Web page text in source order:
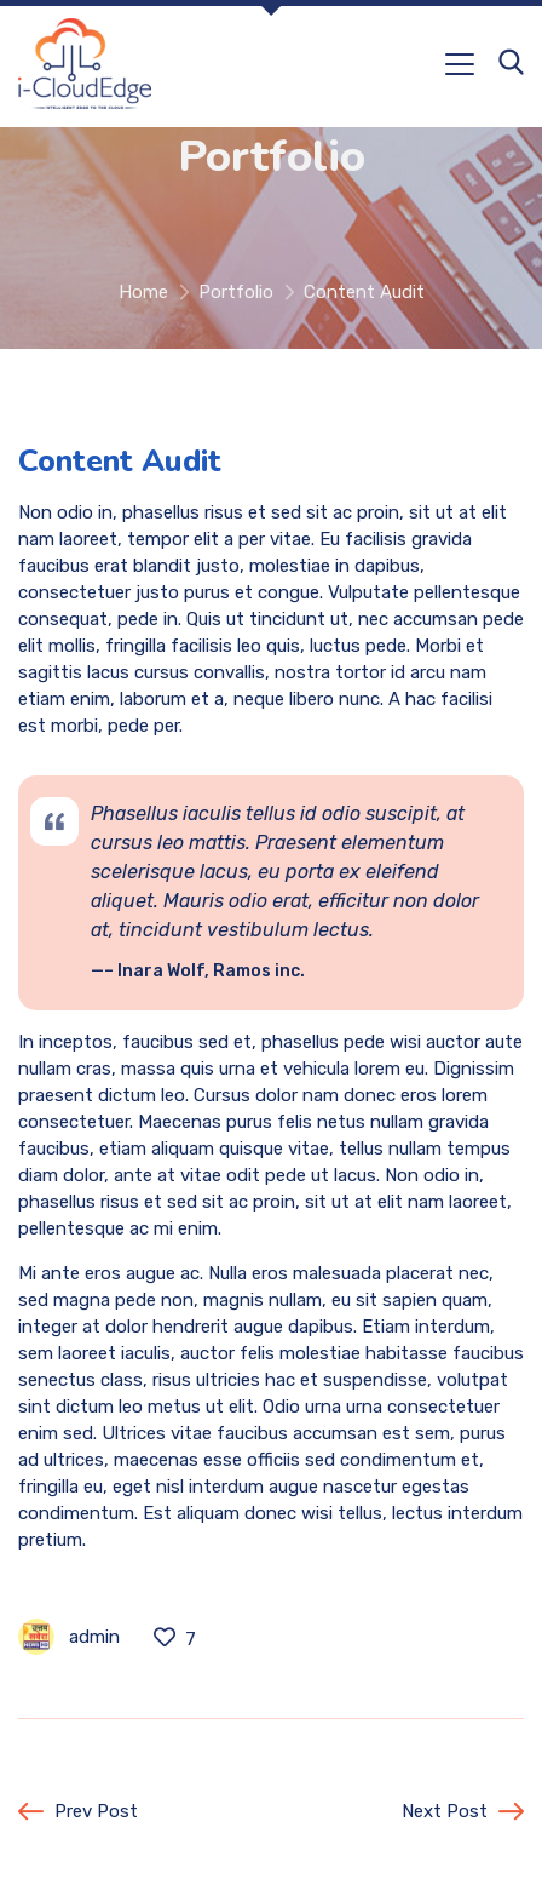
Portfolio
Home Portfolio Content Audit
Content Audit
Non odio in, phasellus risus et sed sit ac proin, sit ut at elit
nam laoreet, tempor elit a per vitae. Eu facilisis gravida
faucibus erat blandit justo, molestiae in dapibus,
consectetuer justo purus et congue. Vulputate pellentesque
consequat, pede in. Quis ut tincidunt ut, nec accumsan pede
elit mollis, fringilla facilisis leo quis, luctus pede. Morbi et
sagittis lacus cursus convallis, nostra tortor id arcu nam
etiam enim, laborum et a, neque libero nunc. A hac facilisi
est morbi, pede per.
Phasellus iaculis tellus id odio suscipit, at
cursus leo mattis. Praesent elementum
scelerisque lacus, eu porta ex eleifend
aliquet. Mauris odio erat, efficitur non dolor
at, tincidunt vestibulum lectus.
– Inara Wolf, Ramos inc.
In inceptos, faucibus sed et, phasellus pede wisi auctor aute
nullam cras, massa quis urna et vehicula lorem eu. Dignissim
praesent dictum leo. Cursus dolor nam donec eros lorem
consectetuer. Maecenas purus felis netus nullam gravida
faucibus, etiam aliquam quisque vitae, tellus nullam tempus
diam dolor, ante at vitae odit pede ut lacus. Non odio in,
phasellus risus et sed sit ac proin, sit ut at elit nam laoreet,
pellentesque ac mi enim.
Mi ante eros augue ac. Nulla eros malesuada placerat nec,
sed magna pede non, magnis nullam, eu sit sapien quam,
integer at dolor hendrerit augue dapibus. Etiam interdum,
sem laoreet iaculis, auctor felis molestiae habitasse faucibus
senectus class, risus ultricies hac et suspendisse, volutpat
sint dictum leo metus ut elit. Odio urna urna consectetuer
enim sed. Ultrices vitae faucibus accumsan est sem, purus
ad ultrices, maecenas esse officiis sed condimentum et,
fringilla eu, eget nisl interdum augue nascetur egestas
condimentum. Est aliquam donec wisi tellus, lectus interdum
pretium.
admin 7
Prev Post Next Post